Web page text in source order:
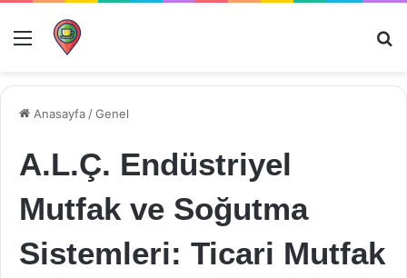
Menü
Anasayfa /Genel
A.L.Ç. Endüstriyel
Mutfak ve Soğutma
Sistemleri: Ticari Mutfak